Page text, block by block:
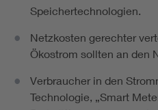
Speichertechnologien.
Netzkosten gerechter
Ökostrom sollten an den
Verbraucher in den
Technologie, „Smart